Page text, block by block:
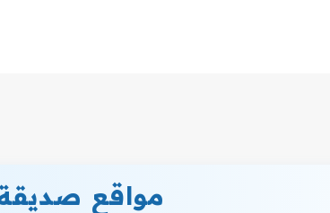
مواقع